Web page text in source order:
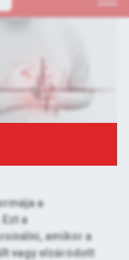
a
a
amikor a
vagy elzáródott